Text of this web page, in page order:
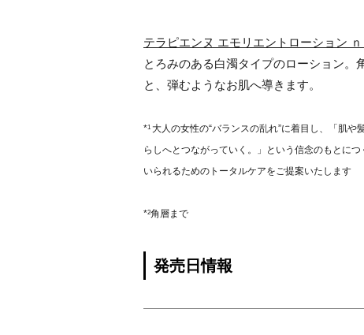
テラピエンヌ エモリエントローション
とろみのある白濁タイプのローション。
と、弾むようなお肌へ導きます。
*1 大人の女性の“バランスの乱れ”に着目し、「肌
らしへとつながっていく。」という信念のもとに
いられるためのトータルケアをご提案いたします
*2角層まで
発売日情報